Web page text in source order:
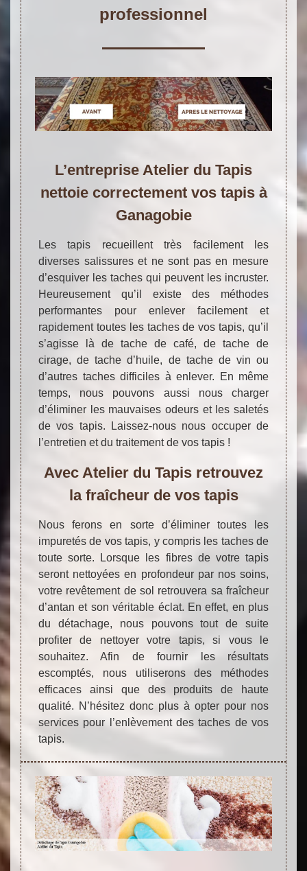
professionnel
L’entreprise Atelier du Tapis
nettoie correctement vos tapis à
Ganagobie
Les tapis recueillent très facilement les
diverses salissures et ne sont pas en mesure
d’esquiver les taches qui peuvent les incruster.
Heureusement qu’il existe des méthodes
performantes pour enlever facilement et
rapidement toutes les taches de vos tapis, qu’il
s’agisse là de tache de café, de tache de
cirage, de tache d’huile, de tache de vin ou
d’autres taches difficiles à enlever. En même
temps, nous pouvons aussi nous charger
d’éliminer les mauvaises odeurs et les saletés
de vos tapis. Laissez-nous nous occuper de
l’entretien et du traitement de vos tapis !
Avec Atelier du Tapis retrouvez
la fraîcheur de vos tapis
Nous ferons en sorte d’éliminer toutes les
impuretés de vos tapis, y compris les taches de
toute sorte. Lorsque les fibres de votre tapis
seront nettoyées en profondeur par nos soins,
votre revêtement de sol retrouvera sa fraîcheur
d’antan et son véritable éclat. En effet, en plus
du détachage, nous pouvons tout de suite
profiter de nettoyer votre tapis, si vous le
souhaitez. Afin de fournir les résultats
escomptés, nous utiliserons des méthodes
efficaces ainsi que des produits de haute
qualité. N’hésitez donc plus à opter pour nos
services pour l’enlèvement des taches de vos
tapis.